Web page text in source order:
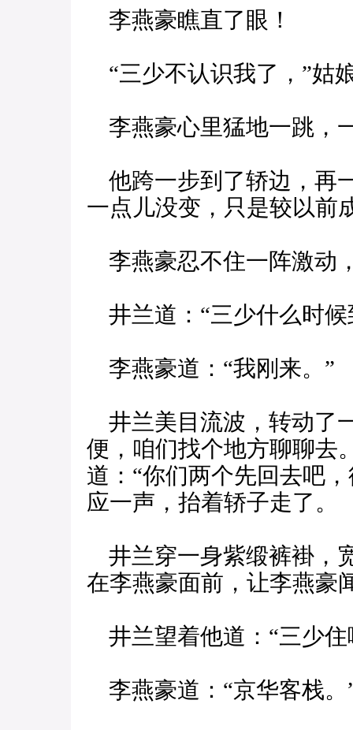
李燕豪瞧直了眼！
“三少不认识我了，”姑
李燕豪心里猛地一跳，
他跨一步到了轿边，再
一点儿没变，只是较以前
李燕豪忍不住一阵激动
井兰道：“三少什么时候
李燕豪道：“我刚来。”
井兰美目流波，转动了
便，咱们找个地方聊聊去
道：“你们两个先回去吧
应一声，抬着轿子走了。
井兰穿一身紫缎裤褂，
在李燕豪面前，让李燕豪
井兰望着他道：“三少住
李燕豪道：“京华客栈。